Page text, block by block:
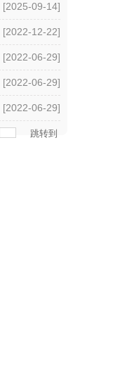
[2025-09-14]
[2022-12-22]
[2022-06-29]
[2022-06-29]
[2022-06-29]
跳转到